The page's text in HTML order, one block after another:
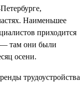
Наименьшее
приходится
там они были
осени.